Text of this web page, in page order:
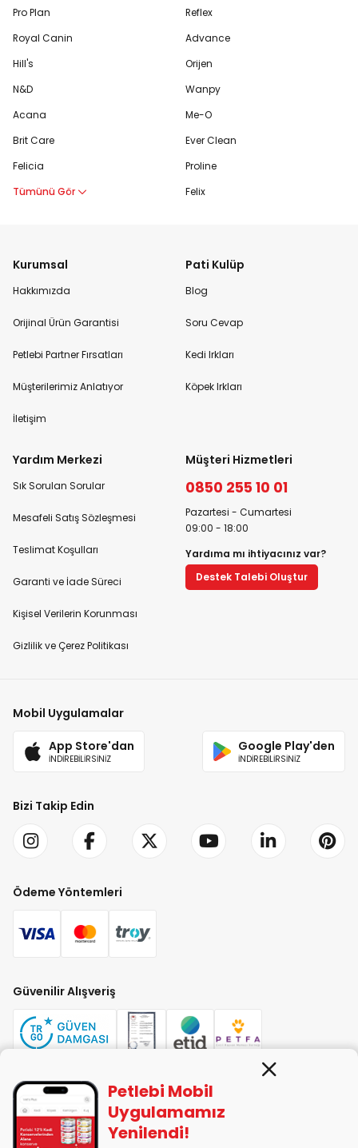
Pro Plan
Royal Canin
Hill's
N&D
Acana
Brit Care
Felicia
Tümünü Gör
Reflex
Advance
Orijen
Wanpy
Me-O
Ever Clean
Proline
Felix
Kurumsal
Hakkımızda
Orijinal Ürün Garantisi
Petlebi Partner Fırsatları
Müşterilerimiz Anlatıyor
İletişim
Pati Kulüp
Blog
Soru Cevap
Kedi Irkları
Köpek Irkları
Yardım Merkezi
Sık Sorulan Sorular
Mesafeli Satış Sözleşmesi
Teslimat Koşulları
Garanti ve İade Süreci
Kişisel Verilerin Korunması
Gizlilik ve Çerez Politikası
Müşteri Hizmetleri
0850 255 10 01
Pazartesi - Cumartesi
09:00 - 18:00
Yardıma mı ihtiyacınız var?
Destek Talebi Oluştur
Mobil Uygulamalar
App Store'dan
İNDİREBİLİRSİNİZ
Google Play'den
İNDİREBİLİRSİNİZ
Bizi Takip Edin
Ödeme Yöntemleri
Güvenilir Alışveriş
PETLEBİ EVCİL HAYVAN ÜRÜNLERİ PAZ. SAN. TİC. LTD. ŞTİ. Alaşarköy Mah.
1. Alaşar Cad. No: 9 Osmangazi/Bursa
7290599225 vergi numarasıyla Uludağ Vergi Dairesi'ne bağlıdır.
Petlebi Mobil
Uygulamamız
Yenilendi!